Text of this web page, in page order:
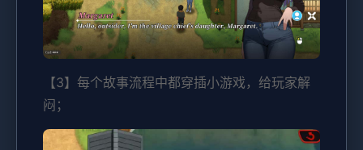
【3】每个故事流程中都穿插小游戏，给玩家解
闷；